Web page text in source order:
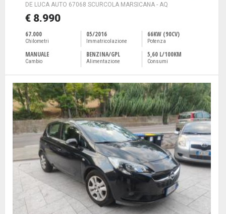
DE LUCA AUTO 67068 SCURCOLA MARSICANA - AQ
€ 8.990
67.000
Chilometri
05/2016
Immatricolazione
66KW (90CV)
Potenza
MANUALE
Cambio
BENZINA/GPL
Alimentazione
5,60 L/100KM
Consumi